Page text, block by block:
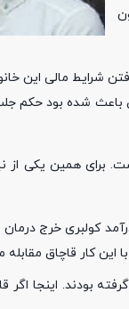
یک وام 50 میلیون
شرایط مالی این
باعث شده بود
برای همین یکی از
کولبری خرج درمان
کار قاچاق مقابله